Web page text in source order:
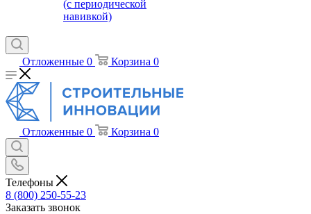
(с периодической
навивкой)
Отложенные 0 Корзина 0
Отложенные 0 Корзина 0
Телефоны
8 (800) 250-55-23
Заказать звонок